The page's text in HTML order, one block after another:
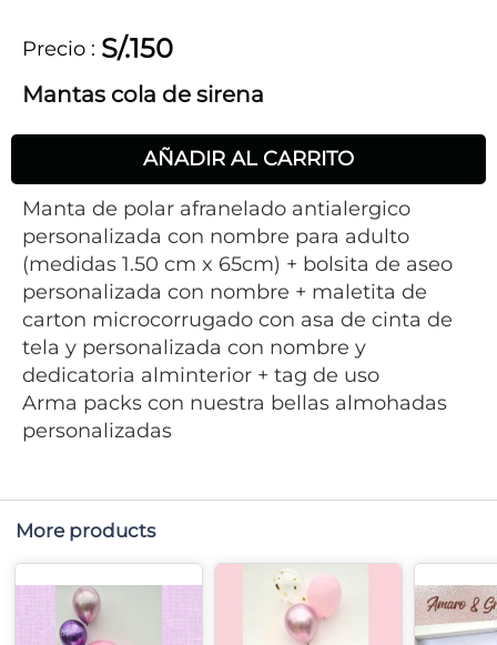
Precio : S/.150
Mantas cola de sirena
AÑADIR AL CARRITO
Manta de polar afranelado antialergico
personalizada con nombre para adulto
(medidas 1.50 cm x 65cm) + bolsita de aseo
personalizada con nombre + maletita de
carton microcorrugado con asa de cinta de
tela y personalizada con nombre y
dedicatoria alminterior + tag de uso
Arma packs con nuestra bellas almohadas
personalizadas
More products